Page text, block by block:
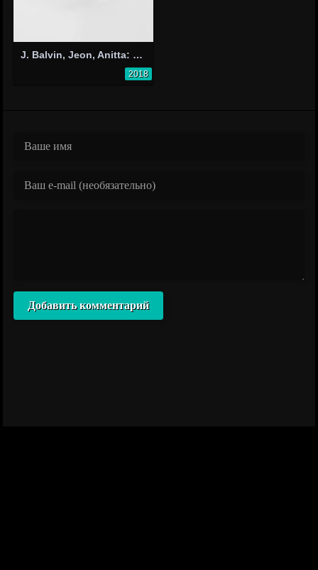
J. Balvin, Jeon, Anitta: Machika
2018
Добавить комментарий